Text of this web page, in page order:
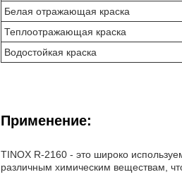
Белая отражающая краска
Теплоотражающая краска
Водостойкая краска
Применение:
TINOX R-2160 - это широко
различным химическим веществам,